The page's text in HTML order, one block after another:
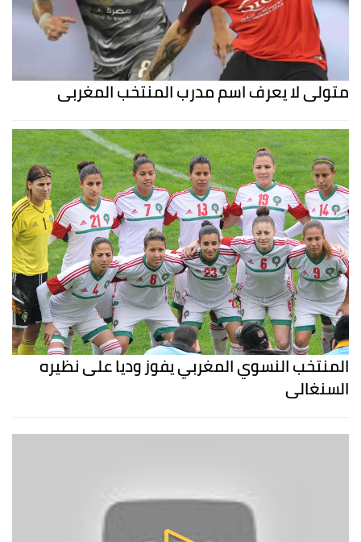
متولي لا يعرف اسم مدرب المنتخب المغربي
المنتخب النسوي المغربي يفوز وديا على نظيره
السنغالي